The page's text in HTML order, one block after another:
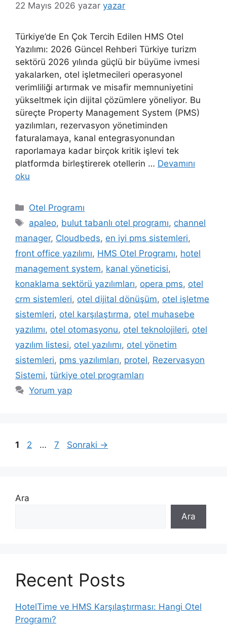
22 Mayıs 2026 yazar yazar
Türkiye’de En Çok Tercih Edilen HMS Otel
Yazılımı: 2026 Güncel Rehberi Türkiye turizm
sektörü 2026 yılında güçlü bir büyüme ivmesi
yakalarken, otel işletmecileri operasyonel
verimliliği artırmak ve misafir memnuniyetini
yükseltmek için dijital çözümlere yöneliyor. Bu
süreçte Property Management System (PMS)
yazılımları, rezervasyon yönetiminden
faturalamaya, kanal entegrasyonundan
raporlamaya kadar birçok kritik işlevi tek
platformda birleştirerek otellerin … Devamını
oku
Kategoriler
Otel Programı
Etiketler
apaleo, bulut tabanlı otel programı, channel
manager, Cloudbeds, en iyi pms sistemleri,
front office yazılımı, HMS Otel Programı, hotel
management system, kanal yöneticisi,
konaklama sektörü yazılımları, opera pms, otel
crm sistemleri, otel dijital dönüşüm, otel işletme
sistemleri, otel karşılaştırma, otel muhasebe
yazılımı, otel otomasyonu, otel teknolojileri, otel
yazılım listesi, otel yazılımı, otel yönetim
sistemleri, pms yazılımları, protel, Rezervasyon
Sistemi, türkiye otel programları
Yorum yap
Sayfa
1 Sayfa
2 … Sayfa
7 Sonraki →
Ara
Ara
Recent Posts
HotelTime ve HMS Karşılaştırması: Hangi Otel
Programı?